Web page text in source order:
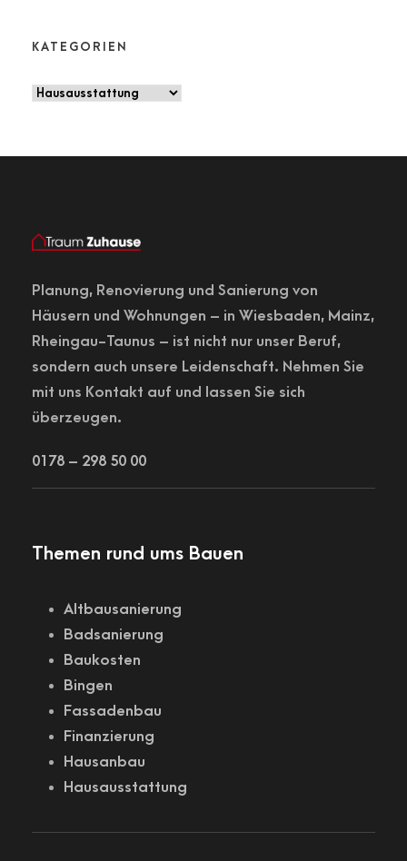
KATEGORIEN
Planung, Renovierung und Sanierung von
Häusern und Wohnungen – in Wiesbaden, Mainz,
Rheingau-Taunus – ist nicht nur unser Beruf,
sondern auch unsere Leidenschaft. Nehmen Sie
mit uns Kontakt auf und lassen Sie sich
überzeugen.
0178 – 298 50 00
Themen rund ums Bauen
Altbausanierung
Badsanierung
Baukosten
Bingen
Fassadenbau
Finanzierung
Hausanbau
Hausausstattung